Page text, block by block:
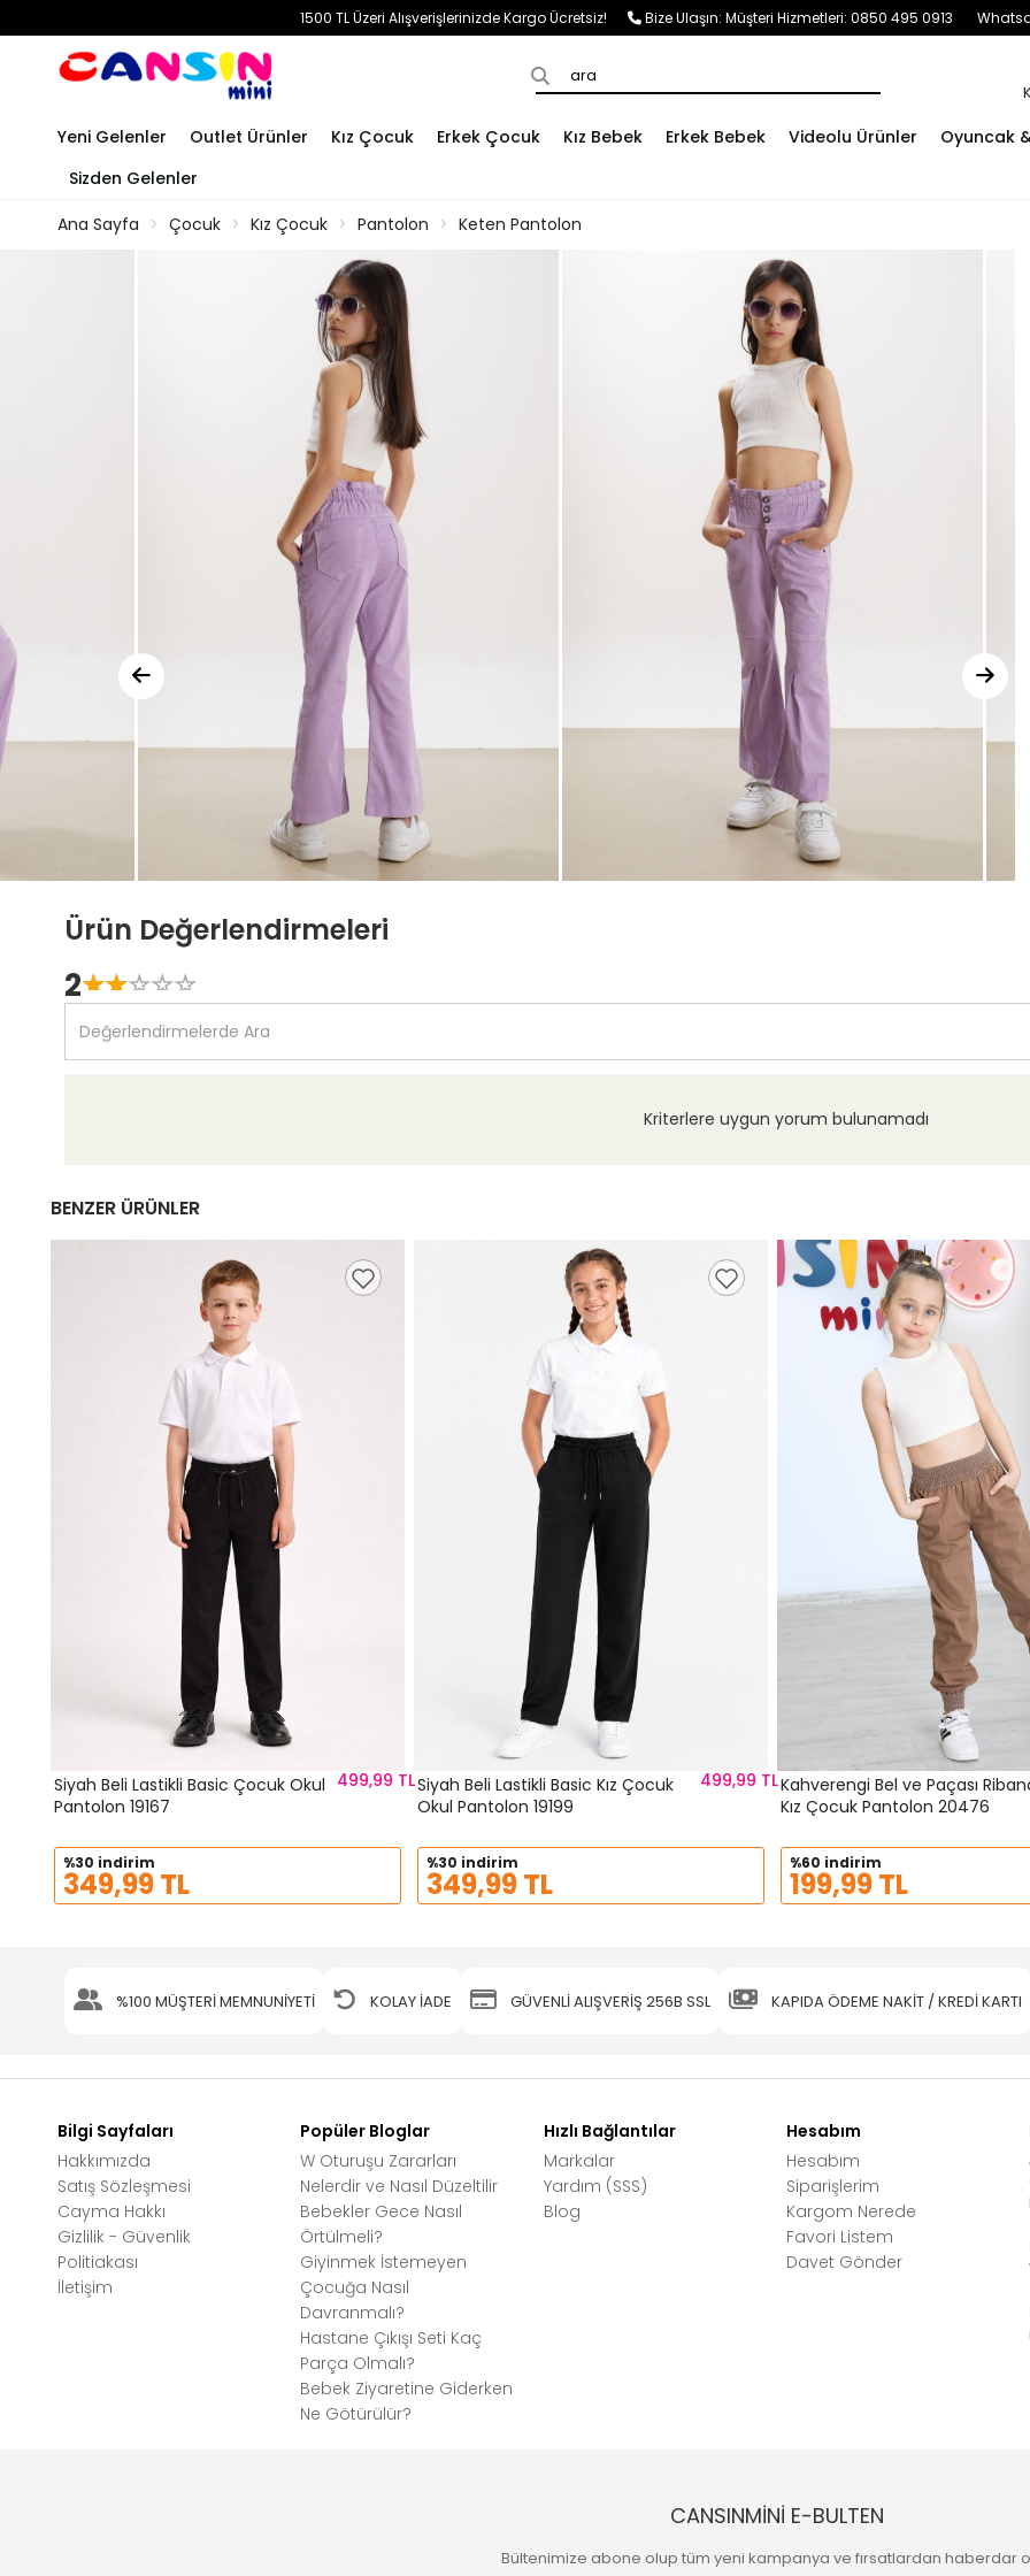
1500 TL Üzeri Alışverişlerinizde Kargo Ücretsiz! Bize Ulaşın: Müşteri Hizmetleri: 0850 495 0913
Yeni Gelenler Outlet Ürünler Kız Çocuk Erkek Çocuk Kız Bebek Erkek Bebek Videolu Ürünler Oyuncak
Sizden Gelenler
Ana Sayfa
Çocuk Kız Çocuk Pantolon Keten Pantolon
Ürün Değerlendirmeleri
2☆☆☆☆☆
★★★★★
Kriterlere uygun yorum bulunamadı
BENZER ÜRÜNLER
Siyah Beli Lastikli Basic Çocuk Okul
Pantolon 19167
499,99 TL
%30 indirim
349,99 TL
Siyah Beli Lastikli Basic Kız Çocuk
Okul Pantolon 19199
499,99 TL
%30 indirim
349,99 TL
Kahverengi Bel ve Paçası
Kız Çocuk Pantolon 20476
%60 indirim
199,99 TL
%100 MÜŞTERİ MEMNUNİYETİ KOLAY İADE GÜVENLİ ALIŞVERİŞ 256B SSL KAPIDA ÖDEME NAKİT / KREDİ KARTI
Bilgi Sayfaları
Hakkımızda
Satış Sözleşmesi
Cayma Hakkı
Gizlilik - Güvenlik
Politiakası
İletişim
Popüler Bloglar
W Oturuşu Zararları
Nelerdir ve Nasıl Düzeltilir
Bebekler Gece Nasıl
Örtülmeli?
Giyinmek İstemeyen
Çocuğa Nasıl
Davranmalı?
Hastane Çıkışı Seti Kaç
Parça Olmalı?
Bebek Ziyaretine Giderken
Ne Götürülür?
Hızlı Bağlantılar
Markalar
Yardım (SSS)
Blog
Hesabım
Hesabım
Siparişlerim
Kargom Nerede
Favori Listem
Davet Gönder
CANSINMİNİ E-BULTEN
Bültenimize abone olup tüm yeni kampanya ve fırsatlardan haberdar